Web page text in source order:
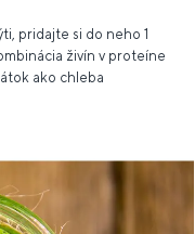
pridajte si do neho 1
živín v proteíne
ako chleba